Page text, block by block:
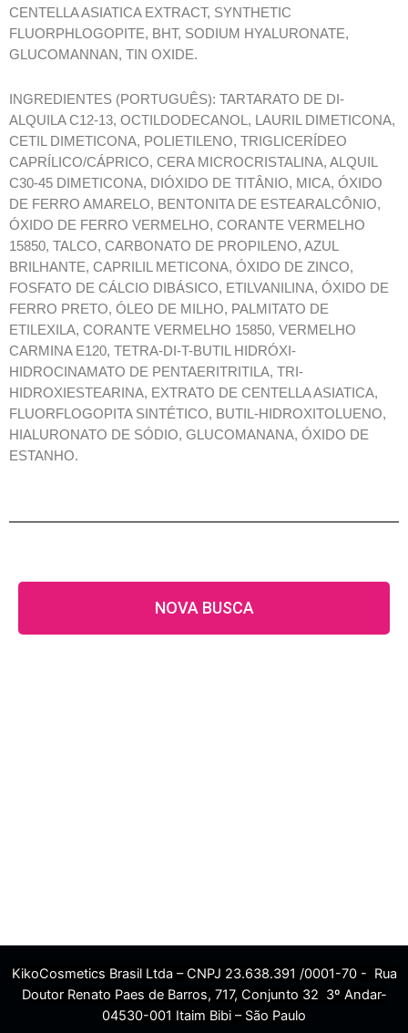
CENTELLA ASIATICA EXTRACT, SYNTHETIC
FLUORPHLOGOPITE, BHT, SODIUM HYALURONATE,
GLUCOMANNAN, TIN OXIDE.
INGREDIENTES (PORTUGUÊS): TARTARATO DE DI-
ALQUILA C12-13, OCTILDODECANOL, LAURIL DIMETICONA,
CETIL DIMETICONA, POLIETILENO, TRIGLICERÍDEO
CAPRÍLICO/CÁPRICO, CERA MICROCRISTALINA, ALQUIL
C30-45 DIMETICONA, DIÓXIDO DE TITÂNIO, MICA, ÓXIDO
DE FERRO AMARELO, BENTONITA DE ESTEARALCÔNIO,
ÓXIDO DE FERRO VERMELHO, CORANTE VERMELHO
15850, TALCO, CARBONATO DE PROPILENO, AZUL
BRILHANTE, CAPRILIL METICONA, ÓXIDO DE ZINCO,
FOSFATO DE CÁLCIO DIBÁSICO, ETILVANILINA, ÓXIDO DE
FERRO PRETO, ÓLEO DE MILHO, PALMITATO DE
ETILEXILA, CORANTE VERMELHO 15850, VERMELHO
CARMINA E120, TETRA-DI-T-BUTIL HIDRÓXI-
HIDROCINAMATO DE PENTAERITRITILA, TRI-
HIDROXIESTEARINA, EXTRATO DE CENTELLA ASIATICA,
FLUORFLOGOPITA SINTÉTICO, BUTIL-HIDROXITOLUENO,
HIALURONATO DE SÓDIO, GLUCOMANANA, ÓXIDO DE
ESTANHO.
NOVA BUSCA
KikoCosmetics Brasil Ltda – CNPJ 23.638.391 /0001-70 - Rua
Doutor Renato Paes de Barros, 717, Conjunto 32 3º Andar-
04530-001 Itaim Bibi – São Paulo